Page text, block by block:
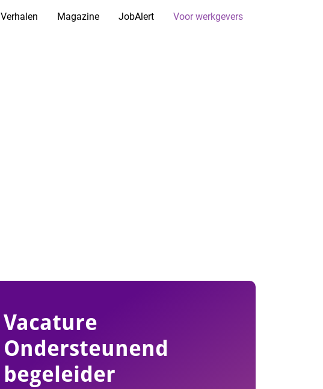
Verhalen Magazine JobAlert Voor werkgevers
Vacature
Ondersteunend
begeleider